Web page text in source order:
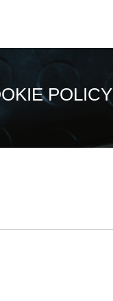
POLICY